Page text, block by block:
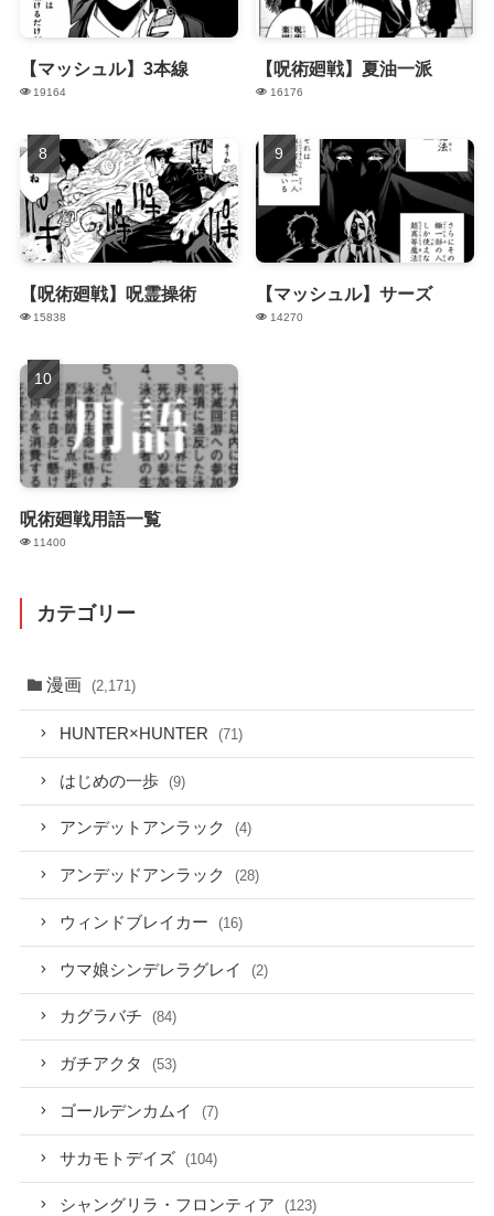
【マッシュル】3本線
19164
【呪術廻戦】夏油一派
16176
【呪術廻戦】呪霊操術
15838
【マッシュル】サーズ
14270
呪術廻戦用語一覧
11400
カテゴリー
漫画 (2,171)
HUNTER×HUNTER (71)
はじめの一歩 (9)
アンデットアンラック (4)
アンデッドアンラック (28)
ウィンドブレイカー (16)
ウマ娘シンデレラグレイ (2)
カグラバチ (84)
ガチアクタ (53)
ゴールデンカムイ (7)
サカモトデイズ (104)
シャングリラ・フロンティア (123)